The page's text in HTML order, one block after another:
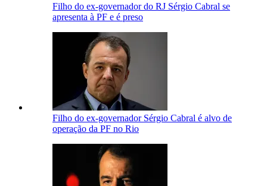
Filho do ex-governador do RJ Sérgio Cabral se
apresenta à PF e é preso
Filho do ex-governador Sérgio Cabral é alvo de
operação da PF no Rio